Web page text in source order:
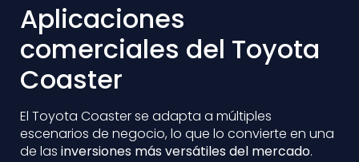
Aplicaciones
comerciales del Toyota
Coaster
El Toyota Coaster se adapta a múltiples
escenarios de negocio, lo que lo convierte en una
de las inversiones más versátiles del mercado.